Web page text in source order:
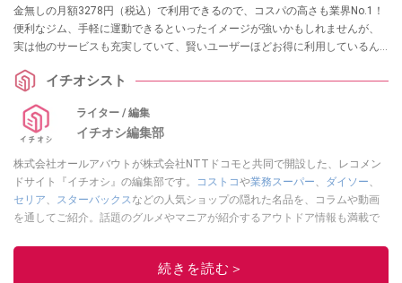
金無しの月額3278円（税込）で利用できるので、コスパの高さも業界No.1！
便利なジム、手軽に運動できるといったイメージが強いかもしれませんが、
実は他のサービスも充実していて、賢いユーザーほどお得に利用しているん
ました。これを読めば、chocoZAPの魅力がまるわかり！ ぜひチェックして
イチオシスト
ライター / 編集
イチオシ編集部
株式会社オールアバウトが株式会社NTTドコモと共同で開設した、レコメン
ドサイト『イチオシ』の編集部です。
コストコや業務スーパー、 ダイソー、
セリア、 スターバックスなどの人気ショップの隠れた名品を、コラムや動画
を通してご紹介。話題のグルメやマニアが紹介するアウトドア情報も満載で
レビューしています。毎日トレンド情報をお届けしているので、ぜひ
してください！続きを読む＞